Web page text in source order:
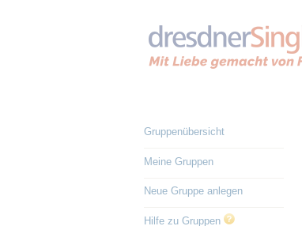
Gruppenübersicht
Meine Gruppen
Neue Gruppe anlegen
Hilfe zu Gruppen